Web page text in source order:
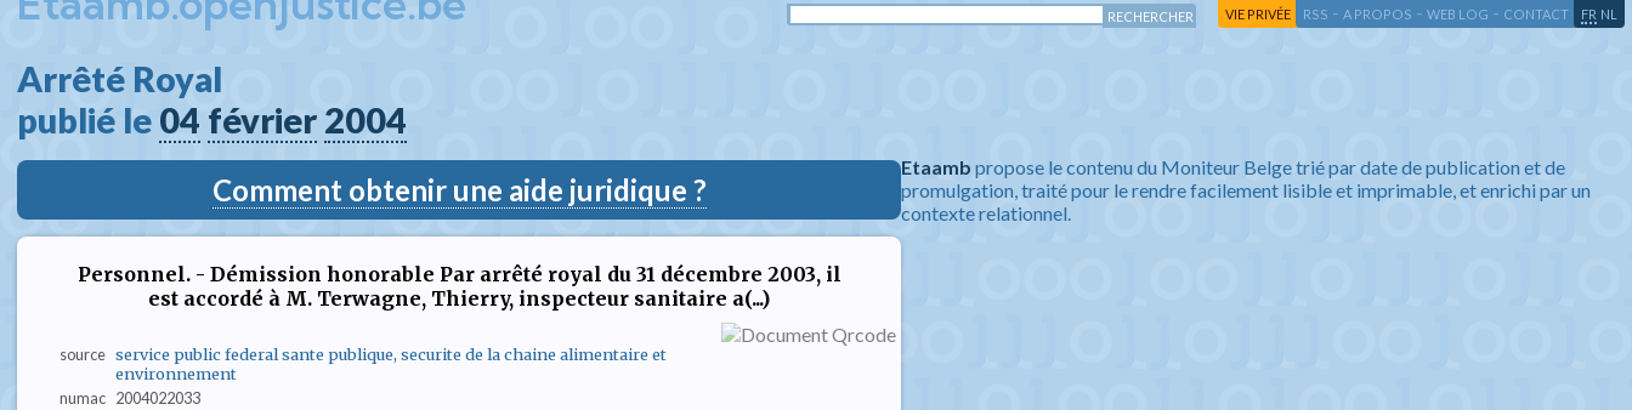
VIE PRIVÉE RSS - A PROPOS - WEB LOG - CONTACT FR NL
Arrêté Royal
publié le 04 février 2004
Comment obtenir une aide juridique ?
Personnel. - Démission honorable Par arrêté royal du 31 décembre 2003, il
est accordé à M. Terwagne, Thierry, inspecteur sanitaire a(...)
source service public federal sante publique, securite de la chaine alimentaire et
environnement
numac 2004022033
Etaamb propose le contenu du Moniteur Belge trié par date de publication et de
promulgation, traité pour le rendre facilement lisible et imprimable, et enrichi par un
contexte relationnel.